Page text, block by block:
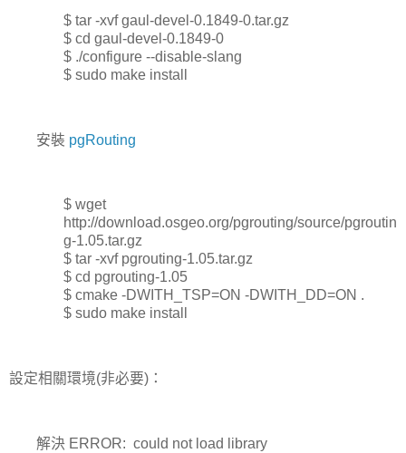
$ tar -xvf gaul-devel-0.1849-0.tar.gz
$ cd gaul-devel-0.1849-0
$ ./configure --disable-slang
$ sudo make install
安裝 pgRouting
$ wget
http://download.osgeo.org/pgrouting/source/pgroutin
g-1.05.tar.gz
$ tar -xvf pgrouting-1.05.tar.gz
$ cd pgrouting-1.05
$ cmake -DWITH_TSP=ON -DWITH_DD=ON .
$ sudo make install
設定相關環境(非必要)：
解決 ERROR: could not load library